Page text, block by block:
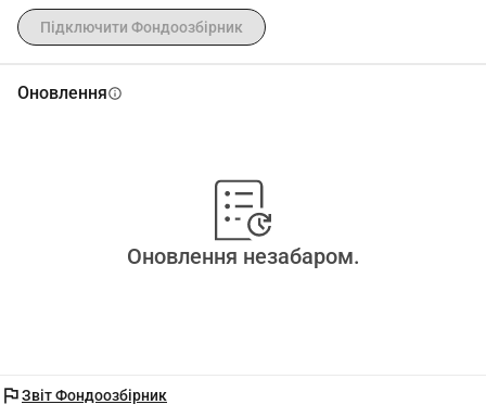
Підключити Фондоозбірник
Оновленняinfo
Оновлення незабаром.
flagЗвіт Фондоозбірник